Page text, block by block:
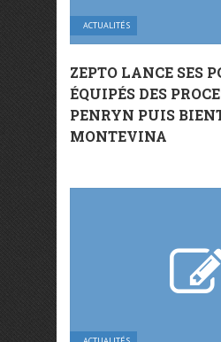
ACTUALITÉS
ZEPTO LANCE SES
ÉQUIPÉS DES
PENRYN PUIS
MONTEVINA